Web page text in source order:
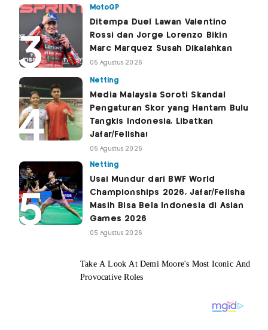
MotoGP
Ditempa Duel Lawan Valentino
Rossi dan Jorge Lorenzo Bikin
Marc Marquez Susah Dikalahkan
05 Agustus 2026
Netting
Media Malaysia Soroti Skandal
Pengaturan Skor yang Hantam Bulu
Tangkis Indonesia, Libatkan
Jafar/Felisha!
05 Agustus 2026
Netting
Usai Mundur dari BWF World
Championships 2026, Jafar/Felisha
Masih Bisa Bela Indonesia di Asian
Games 2026
05 Agustus 2026